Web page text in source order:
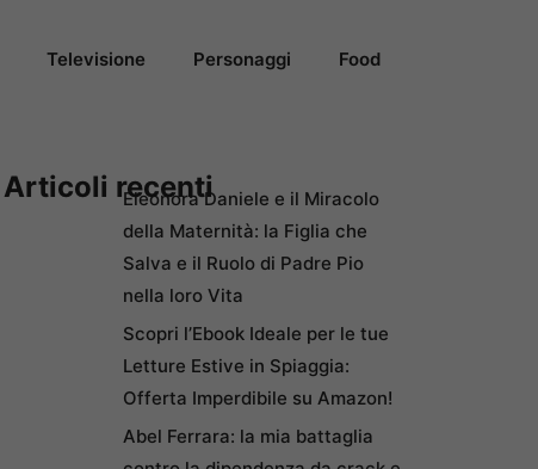
Televisione Personaggi Food
Articoli recentiEleonora Daniele e il Miracolo
della Maternità: la Figlia che
Salva e il Ruolo di Padre Pio
nella loro Vita
Scopri l’Ebook Ideale per le tue
Letture Estive in Spiaggia:
Offerta Imperdibile su Amazon!
Abel Ferrara: la mia battaglia